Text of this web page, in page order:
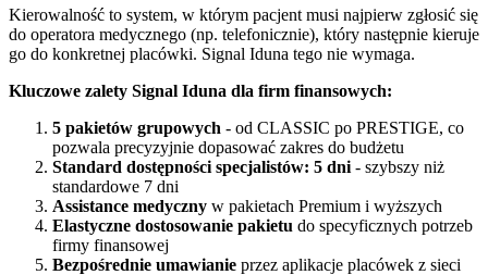
Kierowalność to system, w którym pacjent musi najpierw zgłosić się
do operatora medycznego (np. telefonicznie), który następnie kieruje
go do konkretnej placówki. Signal Iduna tego nie wymaga.
Kluczowe zalety Signal Iduna dla firm finansowych:
5 pakietów grupowych - od CLASSIC po PRESTIGE, co
pozwala precyzyjnie dopasować zakres do budżetu
Standard dostępności specjalistów: 5 dni - szybszy niż
standardowe 7 dni
Assistance medyczny w pakietach Premium i wyższych
Elastyczne dostosowanie pakietu do specyficznych potrzeb
firmy finansowej
Bezpośrednie umawianie przez aplikacje placówek z sieci